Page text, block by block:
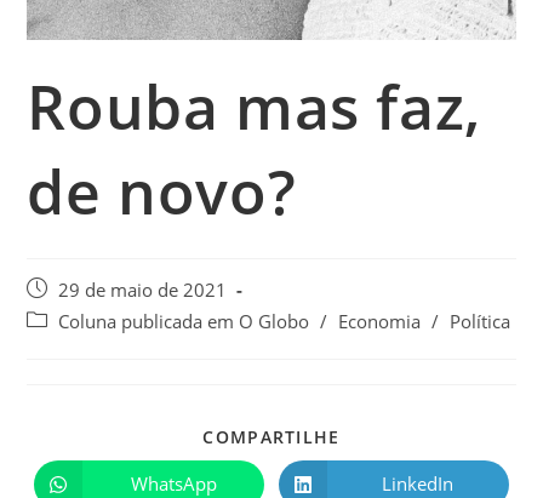
Rouba mas faz,
de novo?
29 de maio de 2021
Coluna publicada em O Globo / Economia / Política
COMPARTILHE
WhatsApp LinkedIn